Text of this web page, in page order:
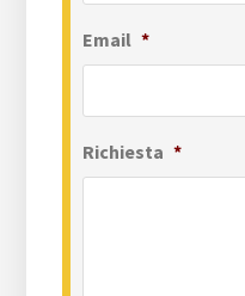
Email *
Richiesta *